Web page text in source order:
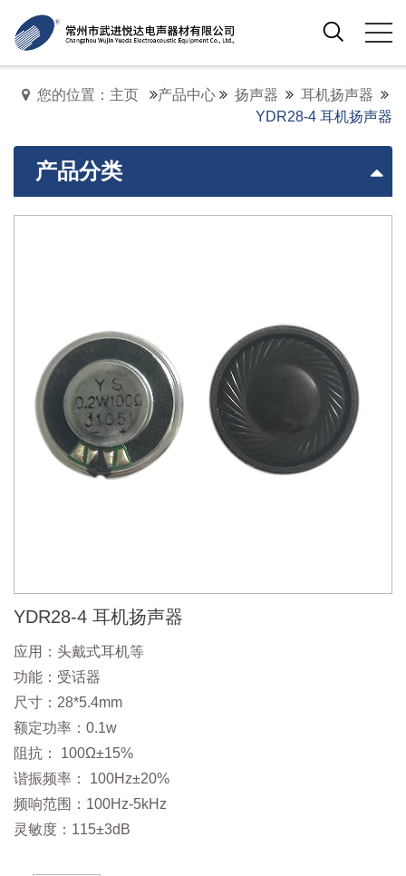
您的位置：主页 产品中心 扬声器
耳机扬声器
YDR28-4 耳机扬声器
产品分类
YDR28-4 耳机扬声器
应用：头戴式耳机等
功能：受话器
尺寸：28*5.4mm
额定功率：0.1w
阻抗： 100Ω±15%
谐振频率： 100Hz±20%
频响范围：100Hz-5kHz
灵敏度：115±3dB